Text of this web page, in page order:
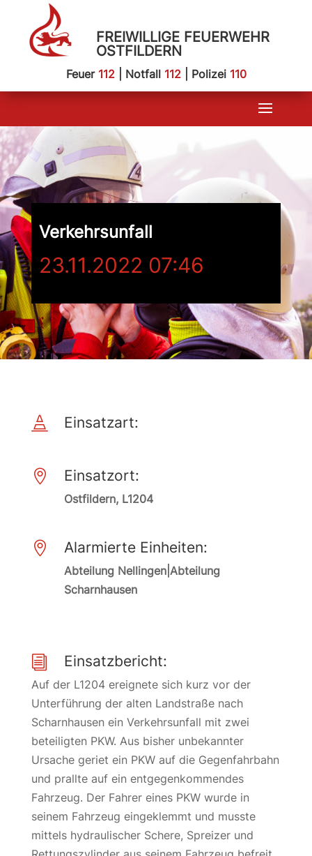
FREIWILLIGE FEUERWEHR
OSTFILDERN
Feuer 112| Notfall 112| Polizei 110
Verkehrsunfall
23.11.2022 07:46
 Einsatzart:
 Einsatzort:
Ostfildern, L1204
 Alarmierte Einheiten:
Abteilung Nellingen|Abteilung
Scharnhausen
i Einsatzbericht:
Auf der L1204 ereignete sich kurz vor der
Unterführung der alten Landstraße nach
Scharnhausen ein Verkehrsunfall mit zwei
beteiligten PKW. Aus bisher unbekannter
Ursache geriet ein PKW auf die Gegenfahrbahn
und prallte auf ein entgegenkommendes
Fahrzeug. Der Fahrer eines PKW wurde in
seinem Fahrzeug eingeklemmt und musste
mittels hydraulischer Schere, Spreizer und